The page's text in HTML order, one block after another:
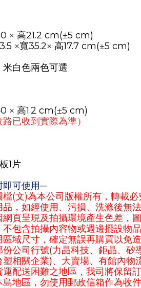
× 高21.2 cm(±5 cm)
×寬35.2× 高17.7 cm(±5 cm)
白色兩色可選
× 高1.2 cm(±5 cm)
路已收到實際為準）
1 片
即可使用─
檔(文)為本公司版權所有，轉載必
，如經使用、污損、洗滌後無
頁呈現及拍攝環境產生色差，
包含拍攝內容物或週邊擺設物
域尺寸，確定無誤再購買以免
公司行號(力晶科技、鉅晶、矽
塑相關企業) 、大賣場、有館內物
配送困難之地區，我司將保留
地區，勿使用郵政信箱作為收件